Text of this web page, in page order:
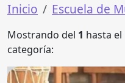
Inicio Escuela de
Mostrando del 1 hasta el
categoría: